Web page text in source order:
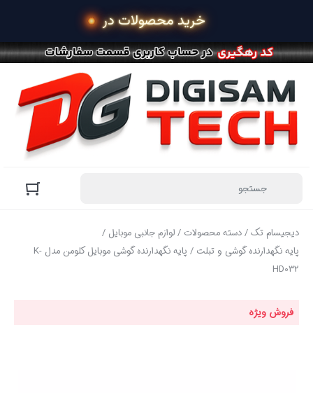
دیجیسام تک/دسته محصولات /لوازم جانبی موبایل /
پایه نگهدارنده گوشی و تبلت
/ پایه نگهدارنده گوشی موبایل کلومن مدل K-
HD032
فروش ویژه
خرید محصولات در 4 قسط ب